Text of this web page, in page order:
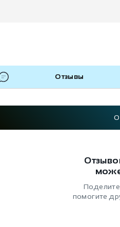
Отзывы
помогите